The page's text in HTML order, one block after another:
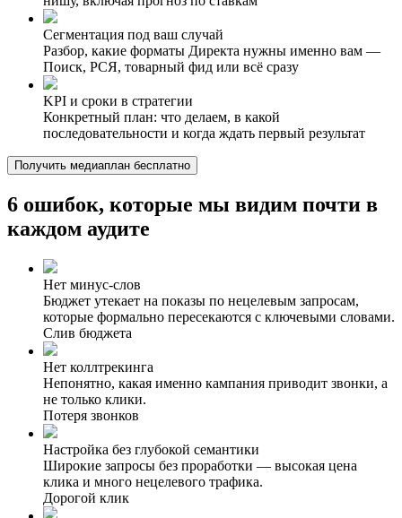
Сегментация под ваш случай
Разбор, какие форматы Директа нужны именно вам —
Поиск, РСЯ, товарный фид или всё сразу
KPI и сроки в стратегии
Конкретный план: что делаем, в какой
последовательности и когда ждать первый результат
Получить медиаплан бесплатно
6 ошибок, которые мы видим почти в
каждом аудите
Нет минус-слов
Бюджет утекает на показы по нецелевым запросам,
которые формально пересекаются с ключевыми словами.
Слив бюджета
Нет коллтрекинга
Непонятно, какая именно кампания приводит звонки, а
не только клики.
Потеря звонков
Настройка без глубокой семантики
Широкие запросы без проработки — высокая цена
клика и много нецелевого трафика.
Дорогой клик